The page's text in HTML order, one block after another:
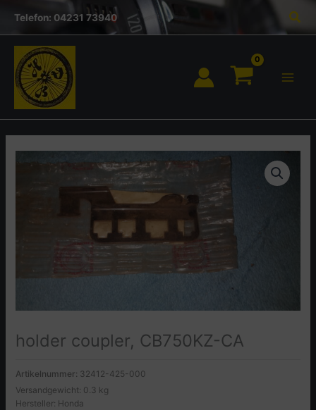
springen
Inhalt
Telefon: 04231 73940
holder coupler, CB750KZ-CA
Artikelnummer: 32412-425-000
Versandgewicht: 0.3 kg
Hersteller: Honda